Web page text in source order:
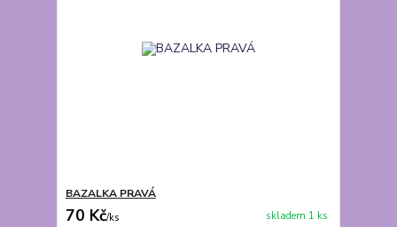
BAZALKA PRAVÁ
70 Kč/ks skladem 1 ks